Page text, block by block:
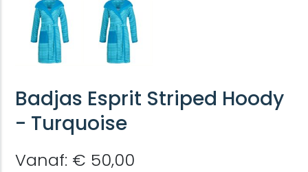
Badjas Esprit Striped Hoody
- Turquoise
Vanaf: € 50,00